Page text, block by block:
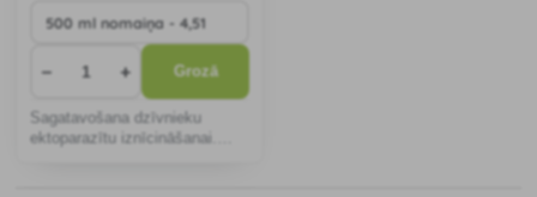
− + Grozā
Sagatavošana dzīvnieku
ektoparazītu iznīcināšanai.